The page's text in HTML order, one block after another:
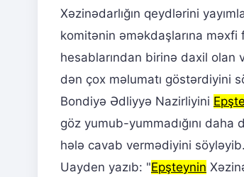
Xəzinədarlığın qeydlərini
komitənin əməkdaşlarına
hesablarından birinə daxil olan
dən çox məlumatı göstərdiyini
Bondiyə Ədliyyə Nazirliyini
göz yumub-yummadığını
hələ cavab vermədiyini
Uayden yazıb: "Epşteynin